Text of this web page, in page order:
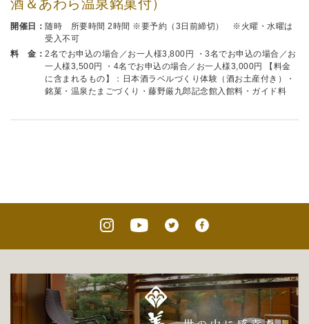
酒＆あわら温泉銘菓付）
開催日： 随時 所要時間 2時間 ※要予約（3日前締切） ※火曜・水曜は
受入不可
料 金： 2名でお申込の場合／お一人様3,800円 ・3名でお申込の場合／お
一人様3,500円 ・4名でお申込の場合／お一人様3,000円 【料金
に含まれるもの】：日本酒ラベルづくり体験（酒お土産付き）・
銘菓・温泉たまごづくり・藤野厳九郎記念館入館料・ガイド料